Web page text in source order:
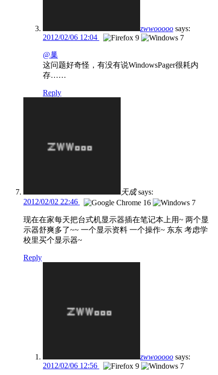
zwwooooo says:
2012/02/06 12:04
@巢
这问题好奇怪，有没有说WindowsPager很耗内
存……
Reply
天成 says:
2012/02/02 22:46
现在在家每天把台式机显示器插在笔记本上用~ 两个显
示器舒爽多了~~ 一个显示资料 一个操作~ 东东 考虑学
校里买个显示器~
Reply
zwwooooo says:
2012/02/06 12:56